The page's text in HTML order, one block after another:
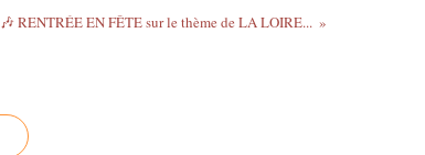
🎶 RENTRÉE EN FÊTE sur le thème de LA LOIRE...